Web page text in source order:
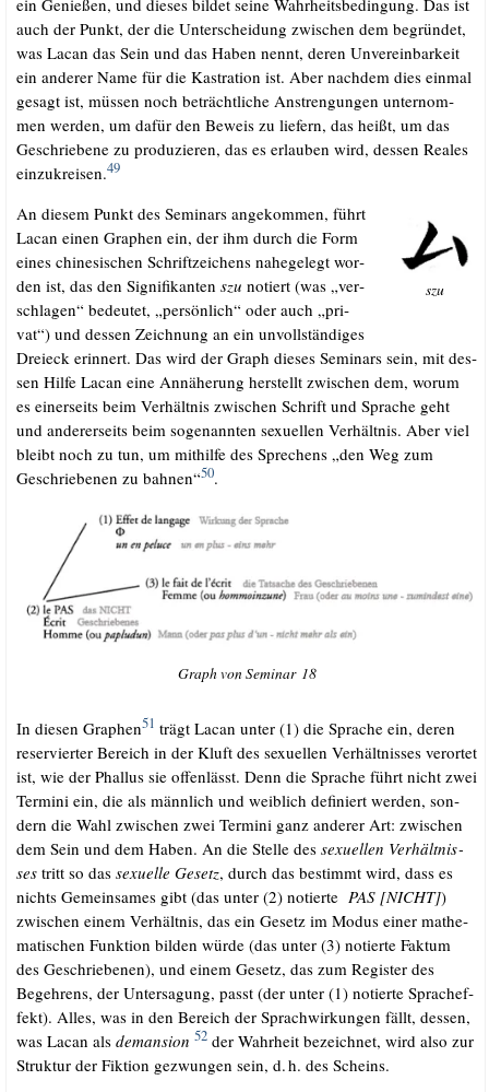
ein Genie­ßen, und die­ses bil­det sei­ne Wahr­heits­be­din­gung. Das ist
auch der Punkt, der die Unter­schei­dung zwi­schen dem begrün­det,
was Lacan das Sein und das Haben nennt, deren Unver­ein­bar­keit
ein ande­rer Name für die Kas­tra­ti­on ist. Aber nach­dem dies ein­mal
gesagt ist, müs­sen noch beträcht­li­che Anstren­gun­gen unter­nom­
men wer­den, um dafür den Beweis zu lie­fern, das heißt, um das
Geschrie­be­ne zu pro­du­zie­ren, das es erlau­ben wird, des­sen Rea­les
ein­zu­krei­sen.49.
szu
An die­sem Punkt des Semi­nars ange­kom­men, führt
Lacan einen Gra­phen ein, der ihm durch die Form
eines chi­ne­si­schen Schrift­zei­chens nahe­ge­legt wor­
den ist, das den Signi­fi­kan­ten szu notiert (was „ver­
schla­gen“ bedeu­tet, „per­sön­lich“ oder auch „pri­
vat“) und des­sen Zeich­nung an ein unvoll­stän­di­ges
Drei­eck erin­nert. Das wird der Graph die­ses Semi­nars sein, mit des­
sen Hil­fe Lacan eine Annä­he­rung her­stellt zwi­schen dem, wor­um
es einer­seits beim Ver­hält­nis zwi­schen Schrift und Spra­che geht
und ande­rer­seits beim soge­nann­ten sexu­el­len Ver­hält­nis. Aber viel
bleibt noch zu tun, um mit­hil­fe des Spre­chens „den Weg zum
Geschrie­be­nen zu bah­nen“50.
Graph von Semi­nar 18
In die­sen Gra­phen51 trägt Lacan unter (1) die Spra­che ein, deren
reser­vier­ter Bereich in der Kluft des sexu­el­len Ver­hält­nis­ses ver­or­tet
ist, wie der Phal­lus sie offen­lässt. Denn die Spra­che führt nicht zwei
Ter­mi­ni ein, die als männ­lich und weib­lich defi­niert wer­den, son­
dern die Wahl zwi­schen zwei Ter­mi­ni ganz ande­rer Art: zwi­schen
dem Sein und dem Haben. An die Stel­le des sexu­el­len Ver­hält­nis­
sestritt so das sexu­el­le Gesetz, durch das bestimmt wird, dass es
nichts Gemein­sa­mes gibt (das unter (2) notier­te PAS [NICHT])
zwi­schen einem Ver­hält­nis, das ein Gesetz im Modus einer mathe­
ma­ti­schen Funk­ti­on bil­den wür­de (das unter (3) notier­te Fak­tum
des Geschrie­be­nen), und einem Gesetz, das zum Regis­ter des
Begeh­rens, der Unter­sa­gung, passt (der unter (1) notier­te Sprach­ef­
fekt). Alles, was in den Bereich der Sprach­wir­kun­gen fällt, des­sen,
was Lacan als dem­an­si­on 52der Wahr­heit bezeich­net, wird also zur
Struk­tur der Fik­ti­on gezwun­gen sein, d.h. des Scheins.